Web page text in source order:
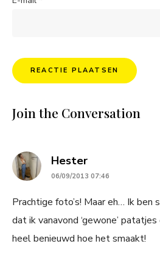
Join the Conversation
Hestersays:
06/09/2013 07:46
Prachtige foto’s! Maar eh… Ik
dat ik vanavond ‘gewone’
heel benieuwd hoe het smaakt!